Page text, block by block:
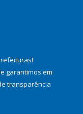
!
garantimos em
transparência